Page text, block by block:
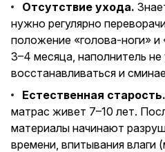
Отсутствие ухода.
нужно регулярно
положение «голова-ноги» и
3–4 месяца, наполнитель не
восстанавливаться и
Естественная старость.
матрас живет 7–10 лет.
материалы начинают
времени, впитывания влаги